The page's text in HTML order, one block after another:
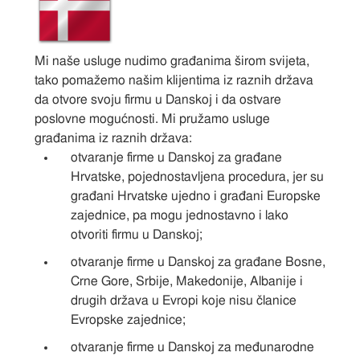
Mi naše usluge nudimo građanima širom svijeta,
tako pomažemo našim klijentima iz raznih država
da otvore svoju firmu u Danskoj i da ostvare
poslovne mogućnosti. Mi pružamo usluge
građanima iz raznih država:
otvaranje firme u Danskoj za građane
Hrvatske, pojednostavljena procedura, jer su
građani Hrvatske ujedno i građani Europske
zajednice, pa mogu jednostavno i lako
otvoriti firmu u Danskoj;
otvaranje firme u Danskoj za građane Bosne,
Crne Gore, Srbije, Makedonije, Albanije i
drugih država u Evropi koje nisu članice
Evropske zajednice;
otvaranje firme u Danskoj za međunarodne